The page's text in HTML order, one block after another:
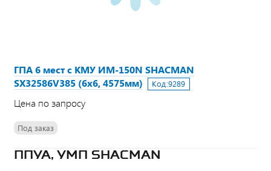
ГПА 6 мест с КМУ ИМ-150N SHACMAN
SX32586V385 (6х6, 4575мм)
Код:9289
Цена по запросу
Под заказ
ППУА, УМП SHACMAN